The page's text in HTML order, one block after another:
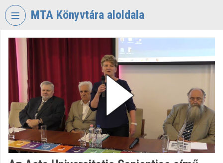
Fejléc kihagyása
MTA Könyvtára aloldala
MAGYAR
TUDOMÁNYOS
AKADÉMIA
KÖNYVTÁRA
Intézményi kezdőlap
Bejelentkezés